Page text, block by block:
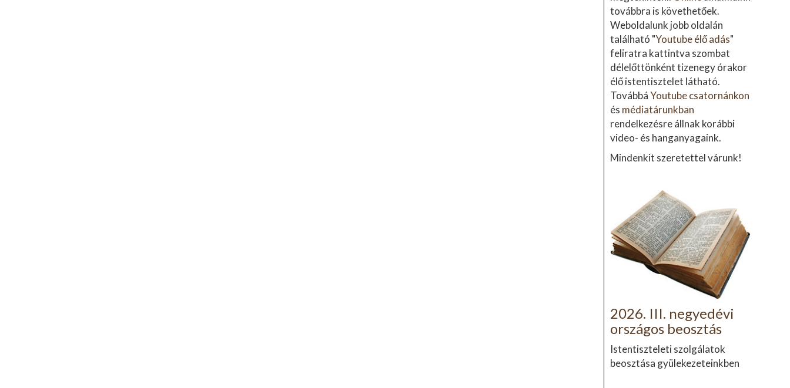
továbbra is követhetőek.
Weboldalunk jobb oldalán
található "Youtube élő adás"
feliratra kattintva szombat
délelőttönként tizenegy órakor
élő istentisztelet látható.
TovábbáYoutube csatornánkon
és médiatárunkban
rendelkezésre állnak korábbi
video- és hanganyagaink.
Mindenkit szeretettel várunk!
2026. III. negyedévi
országos beosztás
Istentiszteleti szolgálatok
beosztása gyülekezeteinkben